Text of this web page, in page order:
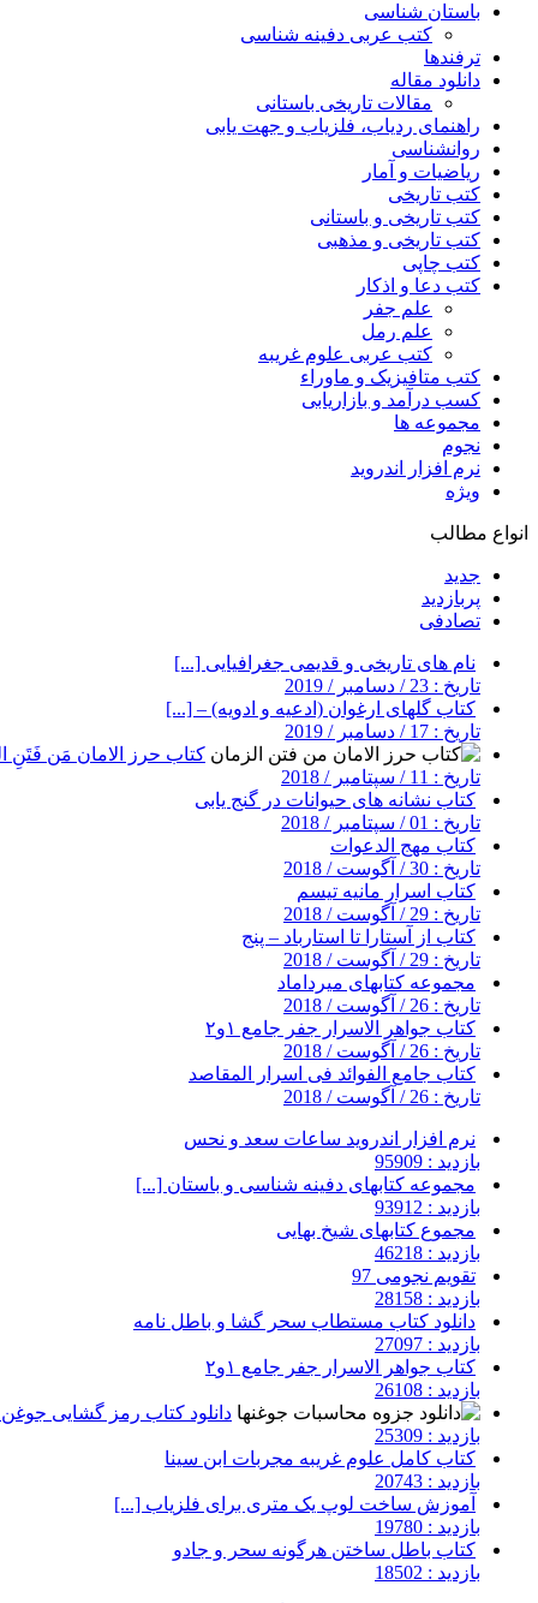
باستان شناسی
کتب عربی دفینه شناسی
ترفندها
دانلود مقاله
مقالات تاریخی باستانی
راهنمای ردیاب، فلزیاب و جهت یابی
روانشناسی
ریاضیات و آمار
کتب تاریخی
کتب تاریخی و باستانی
کتب تاریخی و مذهبی
کتب چاپی
کتب دعا و اذکار
علم جفر
علم رمل
کتب عربی علوم غریبه
کتب متافیزیک و ماوراء
کسب درآمد و بازاریابی
مجموعه ها
نجوم
نرم افزار اندروید
ویژه
انواع مطالب
جدید
پربازدید
تصادفی
نام های تاریخی و قدیمی جغرافیایی [...]
تاریخ : 23 / دسامبر / 2019
کتاب گلهای ارغوان (ادعیه و ادویه) – [...]
تاریخ : 17 / دسامبر / 2019
کتاب حرز الامان مَن فَتَنِ
تاریخ : 11 / سپتامبر / 2018
کتاب نشانه های حیوانات در گنج یابی
تاریخ : 01 / سپتامبر / 2018
کتاب مهج الدعوات
تاریخ : 30 / آگوست / 2018
کتاب اسرار مانیه تیسم
تاریخ : 29 / آگوست / 2018
کتاب از آستارا تا استارباد – پنج
تاریخ : 29 / آگوست / 2018
مجموعه کتابهای میرداماد
تاریخ : 26 / آگوست / 2018
کتاب جواهر الاسرار جفر جامع ۱و۲
تاریخ : 26 / آگوست / 2018
کتاب جامع الفوائد فی اسرار المقاصد
تاریخ : 26 / آگوست / 2018
نرم افزار اندروید ساعات سعد و نحس
بازدید : 95909
مجموعه کتابهای دفینه شناسی و باستان [...]
بازدید : 93912
مجموع کتابهای شیخ بهایی
بازدید : 46218
تقویم نجومی 97
بازدید : 28158
دانلود کتاب مستطاب سحر گشا و باطل نامه
بازدید : 27097
کتاب جواهر الاسرار جفر جامع ۱و۲
بازدید : 26108
دانلود کتاب رمز گشایی
بازدید : 25309
کتاب کامل علوم غریبه مجربات ابن سینا
بازدید : 20743
آموزش ساخت لوپ یک متری برای فلزیاب [...]
بازدید : 19780
کتاب باطل ساختن هرگونه سحر و جادو
بازدید : 18502